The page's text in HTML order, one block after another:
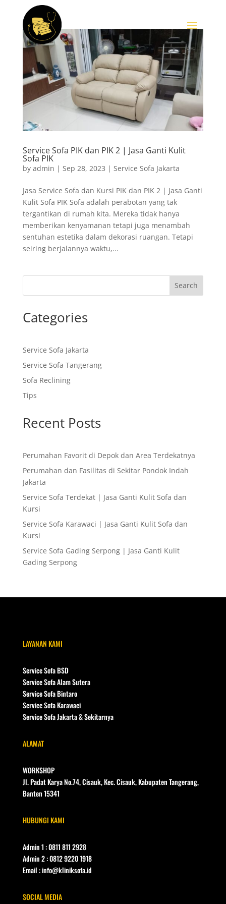
Service Sofa PIK dan PIK 2 | Jasa Ganti Kulit
Sofa PIK
by admin | Sep 28, 2023 | Service Sofa Jakarta
Jasa Service Sofa dan Kursi PIK dan PIK 2 | Jasa Ganti
Kulit Sofa PIK Sofa adalah perabotan yang tak
tergantikan di rumah kita. Mereka tidak hanya
memberikan kenyamanan tetapi juga menambah
sentuhan estetika dalam dekorasi ruangan. Tetapi
seiring berjalannya waktu,...
Search
Categories
Service Sofa Jakarta
Service Sofa Tangerang
Sofa Reclining
Tips
Recent Posts
Perumahan Favorit di Depok dan Area Terdekatnya
Perumahan dan Fasilitas di Sekitar Pondok Indah
Jakarta
Service Sofa Terdekat | Jasa Ganti Kulit Sofa dan
Kursi
Service Sofa Karawaci | Jasa Ganti Kulit Sofa dan
Kursi
Service Sofa Gading Serpong | Jasa Ganti Kulit
Gading Serpong
LAYANAN KAMI
Service Sofa BSD
Service Sofa Alam Sutera
Service Sofa Bintaro
Service Sofa Karawaci
Service Sofa Jakarta & Sekitarnya
ALAMAT
WORKSHOP
Jl. Padat Karya No.74, Cisauk, Kec. Cisauk, Kabupaten Tangerang,
Banten 15341
HUBUNGI KAMI
Admin 1 : 0811 811 2928
Admin 2 : 0812 9220 1918
Email : info@kliniksofa.id
SOCIAL MEDIA